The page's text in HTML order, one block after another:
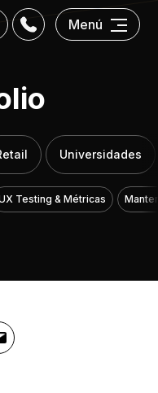
Menú
Universidades
Testing & Métricas